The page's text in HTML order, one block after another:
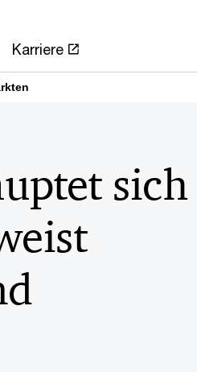
Karriere
sich